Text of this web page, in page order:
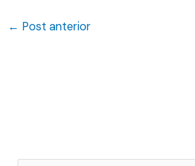
← Post anterior